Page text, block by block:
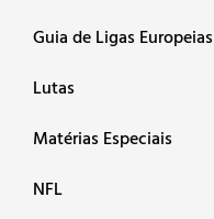
Guia de Ligas Europeias
Lutas
Matérias Especiais
NFL